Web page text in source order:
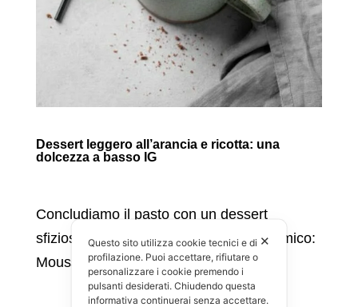
Dessert leggero all’arancia e ricotta: una
dolcezza a basso IG
Concludiamo il pasto con un dessert
sfizioso, leggero e a basso indice glicemico:
Mousse diricotta e arancia!
✕
Questo sito utilizza cookie tecnici e di
profilazione. Puoi accettare, rifiutare o
personalizzare i cookie premendo i
pulsanti desiderati. Chiudendo questa
informativa continuerai senza accettare.